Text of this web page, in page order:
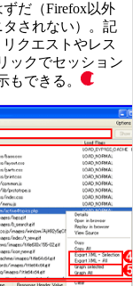
だ（Firefox以外
されない）。記
クエストやレス
ックでセッション
もできる。